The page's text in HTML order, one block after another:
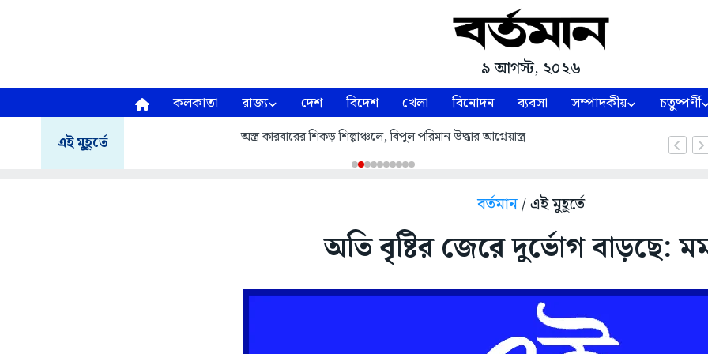
৯ আগস্ট, ২০২৬
কলকাতা রাজ্য দেশ বিদেশ খেলা বিনোদন ব্যবসা সম্পাদকীয় চতুষ্পর্ণী
এই মুহূর্তে অস্ত্র কারবারের শিকড় শিল্পাঞ্চলে, বিপুল পরিমান উদ্ধার আগ্নেয়াস্ত্র
বর্তমান/ এই মুহূর্তে
অতি বৃষ্টির জেরে দুর্ভোগ বাড়ছে: